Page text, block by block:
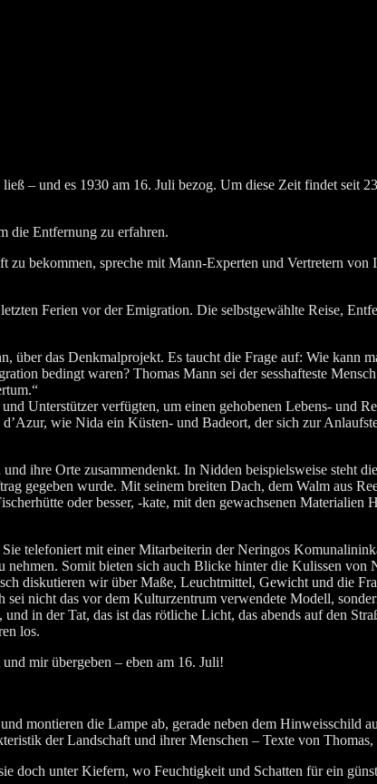
– und es 1930 am 16. Juli bezog. Um die­se Zeit fin­det seit
die Ent­fer­nung zu erfahren.
bekom­men, spre­che mit Mann-Exper­ten und Ver­tre­tern von
Feri­en vor der Emi­gra­ti­on. Die selbst­ge­wähl­te Rei­se,
das Denk­mal­pro­jekt. Es taucht die Fra­ge auf: Wie kann
bedingt waren? Tho­mas Mann sei der sess­haf­tes­te
Unter­stüt­zer ver­füg­ten, um einen geho­be­nen Lebens- und
wie Nida ein Küs­ten- und Bade­ort, der sich zur
ihre Orte zusam­men­denkt. In Nid­den bei­spiels­wei­se steht
gege­ben wur­de. Mit sei­nem brei­ten Dach, dem Walm aus
oder bes­ser, ‑kate, mit den gewach­se­nen Mate­ria­li­en
tele­fo­niert mit einer Mit­ar­bei­te­rin der Nerin­gos
Somit bie­ten sich auch Bli­cke hin­ter die Kulis­sen
dis­ku­tie­ren wir über Maße, Leucht­mit­tel, Gewicht und die
nicht das vor dem Kul­tur­zen­trum ver­wen­de­te Modell,
in der Tat, das ist das röt­li­che Licht, das abends auf den
los.
mir über­ge­ben – eben am 16. Juli!
mon­tie­ren die Lam­pe ab, gera­de neben dem Hin­weis­schild
der Land­schaft und ihrer Men­schen – Tex­te von
doch unter Kie­fern, wo Feuch­tig­keit und Schat­ten für ein